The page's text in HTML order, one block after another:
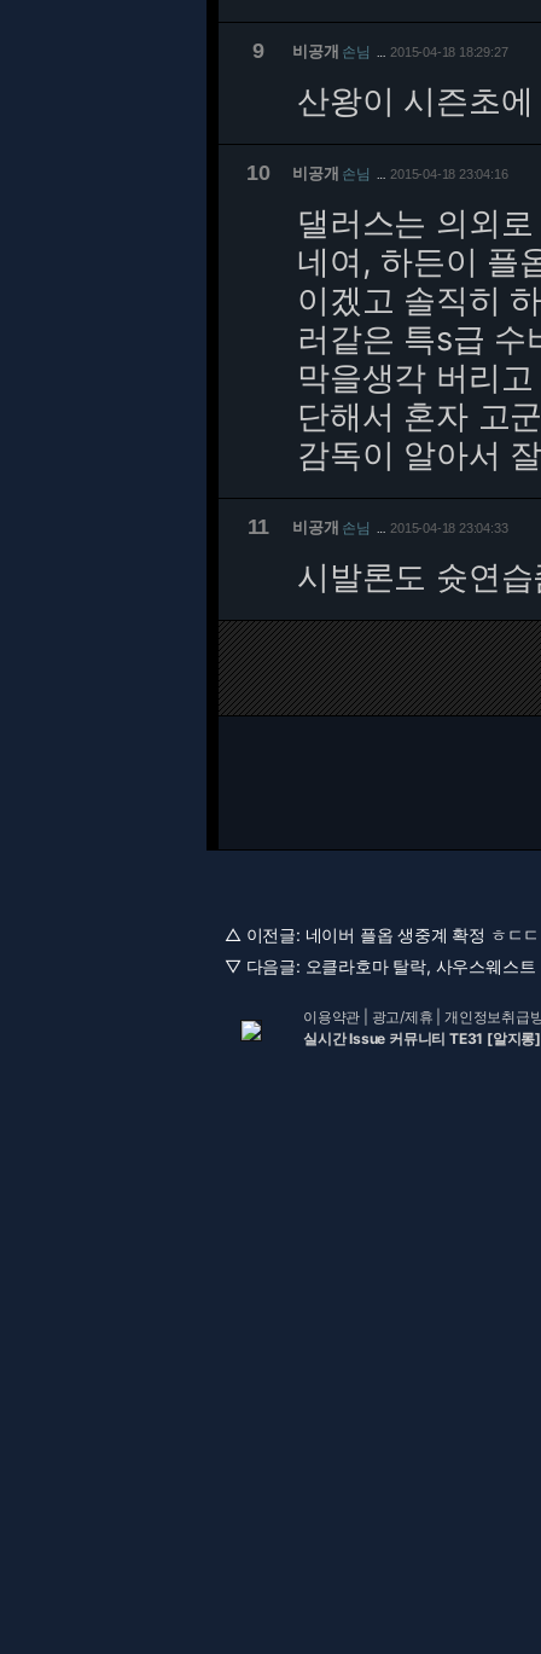
9 비공개 손님 2015-04-18 18:29:27
산왕이 시즌초
10 비공개 손님 2015-04-18 23:04:16
댈러스는 의외
네여, 하든이 플
이겠고 솔직히
러같은 특s급
막을생각 버리
단해서 혼자 고
감독이 알아서
11 비공개 손님 2015-04-18 23:04:33
시발론도 슛연
△ 이전글: 네이버 플옵 생중계 확정 ㅎㄷ
▽ 다음글: 오클라호마 탈락, 사우스웨스
이용약관 광고/제휴 |개인정보취급
실시간 Issue 커뮤니티 TE31 [알지